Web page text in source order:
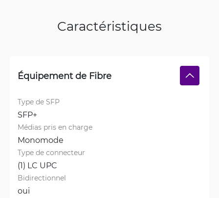
Caractéristiques
Équipement de Fibre
Type de SFP
SFP+
Médias pris en charge
Monomode
Type de connecteur
(1) LC UPC
Bidirectionnel
oui